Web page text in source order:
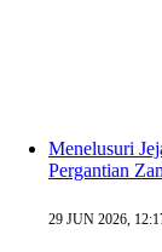
Menelusuri
Pergantian
29 JUN 2026,